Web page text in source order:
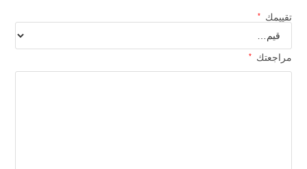
تقييمك *
مراجعتك *